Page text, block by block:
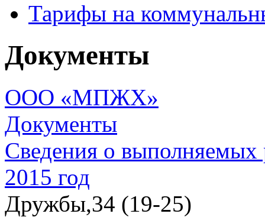
Тарифы на
Документы
ООО «МПЖХ»
Документы
Сведения о выполняемых
2015 год
Дружбы,34 (19-25)